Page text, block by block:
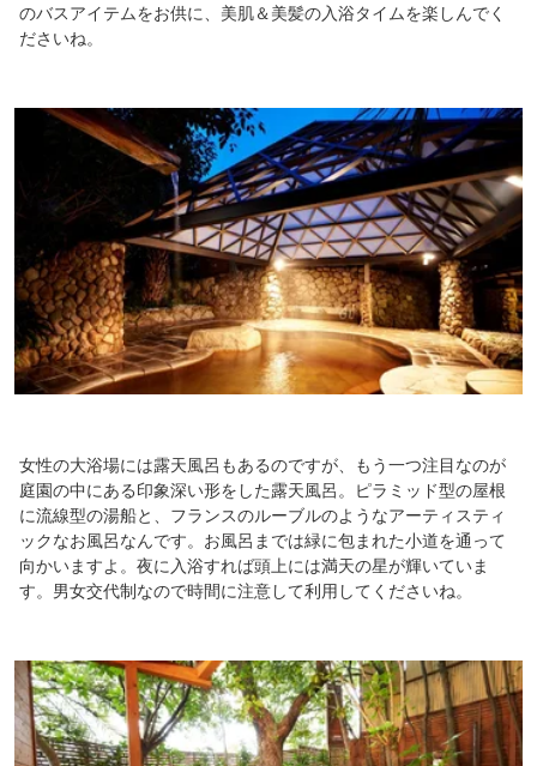
のバスアイテムをお供に、美肌＆美髪の入浴タイムを楽しんでく
ださいね。
女性の大浴場には露天風呂もあるのですが、もう一つ注目なのが
庭園の中にある印象深い形をした露天風呂。ピラミッド型の屋根
に流線型の湯船と、フランスのルーブルのようなアーティスティ
ックなお風呂なんです。お風呂までは緑に包まれた小道を通って
向かいますよ。夜に入浴すれば頭上には満天の星が輝いていま
す。男女交代制なので時間に注意して利用してくださいね。